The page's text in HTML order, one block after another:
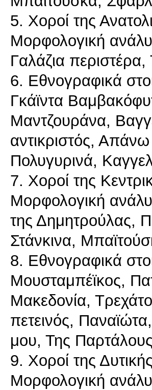
5. Χοροί της
Μορφολογική
Γαλάζια
6. Εθνογραφικά
Γκάϊντα
Μαντζουράνα,
αντικριστός, Απάνω
Πολυγυρινά,
7. Χοροί της
Μορφολογική
της Δημητρούλας,
Στάνκινα,
8. Εθνογραφικά
Μουσταμπέϊκος,
Μακεδονία,
πετεινός,
μου, Της
9. Χοροί της
Μορφολογική